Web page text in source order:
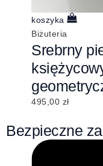
koszyka
Biżuteria
Srebrny
495,00 zł
Bezpieczne